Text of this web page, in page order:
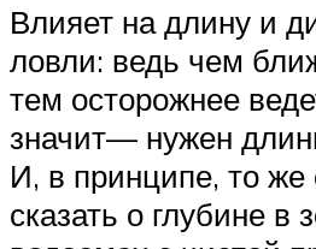
Влияет на длину и
ловли: ведь чем
тем осторожнее
значит— нужен
И, в принципе, то
сказать о глубине в